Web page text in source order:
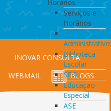
Horários
Serviços e
Horários
Serviços
Biblioteca
Escolar
SPO
Educação
Especial
ASE
INOVAR CONSULTA
WEBMAIL BLOGS